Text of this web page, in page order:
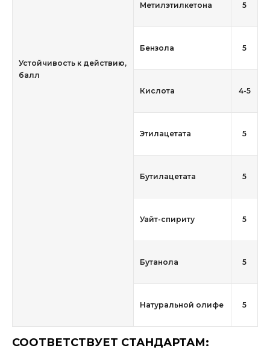
Устойчивость к действию,
балл
Метилэтилкетона 5
Бензола 5
Кислота 4-5
Этилацетата 5
Бутилацетата 5
Уайт-спириту 5
Бутанола 5
Натуральной олифе 5
СООТВЕТСТВУЕТ СТАНДАРТАМ: